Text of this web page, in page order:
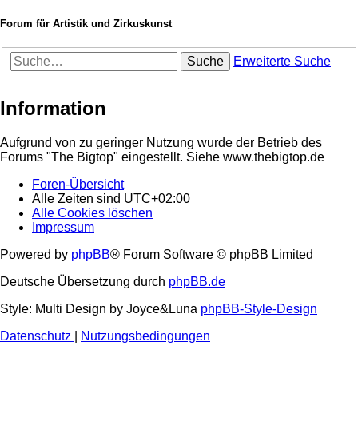
Forum für Artistik und Zirkuskunst
Suche Erweiterte Suche
Information
Aufgrund von zu geringer Nutzung wurde der Betrieb des
Forums "The Bigtop" eingestellt. Siehe www.thebigtop.de
Foren-Übersicht
Alle Zeiten sind UTC+02:00
Alle Cookies löschen
Impressum
Powered by phpBB® Forum Software © phpBB Limited
Deutsche Übersetzung durch phpBB.de
Style: Multi Design by Joyce&Luna phpBB-Style-Design
Datenschutz
Nutzungsbedingungen